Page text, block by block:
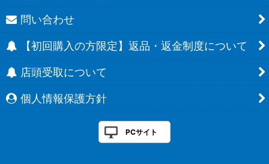
問い合わせ
【初回購入の方限定】返品・返金制度について
店頭受取について
個人情報保護方針
PCサイト